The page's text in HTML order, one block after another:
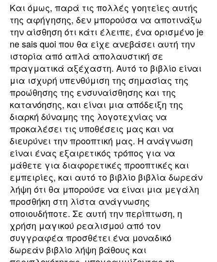
Και όμως, παρά τις πολλές γοητείες αυτής
της αφήγησης, δεν μπορούσα να αποτινάξω
την αίσθηση ότι κάτι έλειπε, ένα ορισμένο je
ne sais quoi που θα είχε ανεβάσει αυτή την
ιστορία από απλά απολαυστική σε
πραγματικά αξέχαστη. Αυτό το βιβλίο είναι
μια ισχυρή υπενθύμιση της σημασίας της
προώθησης της ενσυναίσθησης και της
κατανόησης, και είναι μια απόδειξη της
διαρκή δύναμης της λογοτεχνίας να
προκαλέσει τις υποθέσεις μας και να
διευρύνει την προοπτική μας. Η ανάγνωση
είναι ένας εξαιρετικός τρόπος για να
μάθετε για διαφορετικές προοπτικές και
εμπειρίες, και αυτό το βιβλίο βιβλία δωρεάν
λήψη ότι θα μπορούσε να είναι μια μεγάλη
προσθήκη στη λίστα ανάγνωσης
οποιουδήποτε. Σε αυτή την περίπτωση, η
χρήση μαγικού ρεαλισμού από τον
συγγραφέα προσθέτει ένα μοναδικό
δωρεάν βιβλίο λήψη βάθους και